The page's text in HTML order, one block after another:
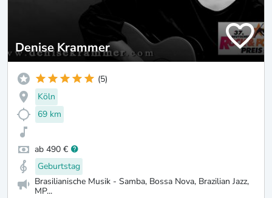
Denise Krammer
(5)
Köln
69 km
ab 490 €
Geburtstag
Brasilianische Musik - Samba, Bossa Nova, Brazilian Jazz,
MP...